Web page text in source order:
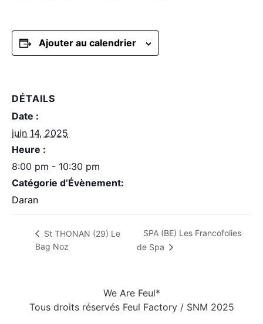
Ajouter au calendrier
DÉTAILS
Date :
juin 14, 2025
Heure :
8:00 pm - 10:30 pm
Catégorie d’Évènement:
Daran
St THONAN (29) Le
Bag Noz
SPA (BE) Les Francofolies
de Spa
We Are Feul*
Tous droits réservés Feul Factory / SNM 2025